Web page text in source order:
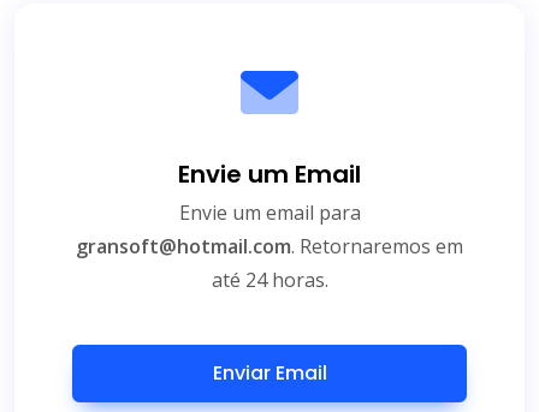
Envie um Email
Envie um email para
gransoft@hotmail.com. Retornaremos em
até 24 horas.
Enviar Email